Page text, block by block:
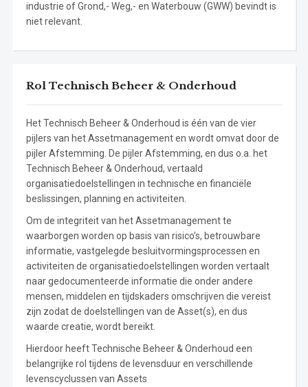
industrie of Grond,- Weg,- en Waterbouw (GWW) bevindt is
niet relevant.
Rol Technisch Beheer & Onderhoud
Het Technisch Beheer & Onderhoud is één van de vier
pijlers van het Assetmanagement en wordt omvat door de
pijler Afstemming. De pijler Afstemming, en dus o.a. het
Technisch Beheer & Onderhoud, vertaald
organisatiedoelstellingen in technische en financiële
beslissingen, planning en activiteiten.
Om de integriteit van het Assetmanagement te
waarborgen worden op basis van risico’s, betrouwbare
informatie, vastgelegde besluitvormingsprocessen en
activiteiten de organisatiedoelstellingen worden vertaalt
naar gedocumenteerde informatie die onder andere
mensen, middelen en tijdskaders omschrijven die vereist
zijn zodat de doelstellingen van de Asset(s), en dus
waarde creatie, wordt bereikt.
Hierdoor heeft Technische Beheer & Onderhoud een
belangrijke rol tijdens de levensduur en verschillende
levenscyclussen van Assets